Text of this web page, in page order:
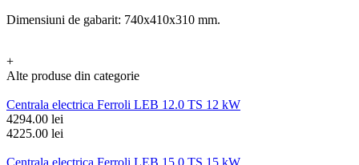
Dimensiuni de gabarit: 740x410x310 mm.
+
Alte produse din categorie
Centrala electrica Ferroli LEB 12.0 TS 12 kW
4294.00 lei
4225.00 lei
Centrala electrica Ferroli LEB 15.0 TS 15 kW